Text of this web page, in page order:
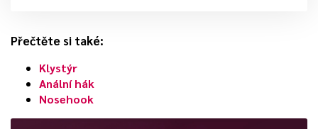
Přečtěte si také:
Klystýr
Anální hák
Nosehook